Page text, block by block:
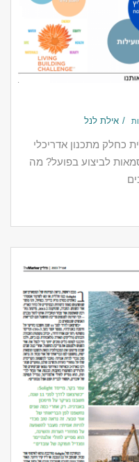
אילת לנל
כחלק מתכנון אדריכלי
לביצוע בפועל? מה